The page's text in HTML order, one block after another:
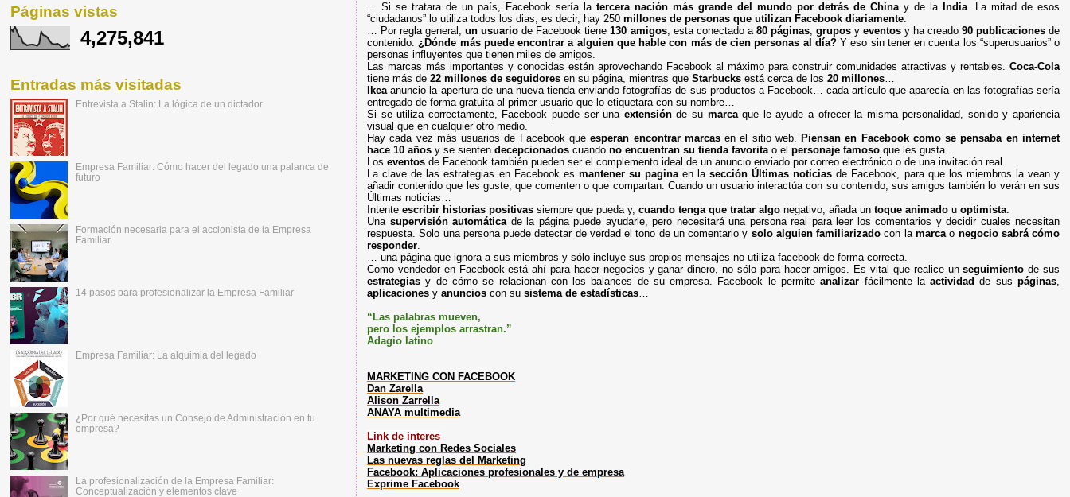
... Si se tratara de un país, Facebook sería latercera nación más grande del mundo por detrás de Chinay de la India. La mitad de esos
“ciudadanos” lo utiliza todos los dias, es decir, hay 250millones de personas que utilizan Facebook diariamente.
… Por regla general,un usuario de Facebook tiene130 amigos, esta conectado a 80 páginas, gruposy eventosy ha creado90 publicaciones de
contenido. ¿Dónde más puede encontrar a alguien que hable con más de cien personas al día?Y eso sin tener en cuenta los “superusuarios” o
personas influyentes que tienen miles de amigos.
Las marcas más importantes y conocidas están aprovechando Facebook al máximo para construir comunidades atractivas y rentables. Coca-Cola
tiene más de22 millones de seguidores en su página, mientras queStarbucks está cerca de los20 millones…
Ikeaanuncio la apertura de una nueva tienda enviando fotografías de sus productos a Facebook… cada artículo que aparecía en las fotografías sería
entregado de forma gratuita al primer usuario que lo etiquetara con su nombre…
Si se utiliza correctamente, Facebook puede ser una extensiónde su marcaque le ayude a ofrecer la misma personalidad, sonido y apariencia
visual que en cualquier otro medio.
Hay cada vez más usuarios de Facebook queesperan encontrar marcasen el sitio web. Piensan en Facebook como se pensaba en internet
hace 10 años y se sientendecepcionados cuandono encuentran su tienda favoritao elpersonaje famoso que les gusta…
Loseventos de Facebook también pueden ser el complemento ideal de un anuncio enviado por correo electrónico o de una invitación real.
La clave de las estrategias en Facebook es mantener su pagina en lasección Últimas noticias de Facebook, para que los miembros la vean y
añadir contenido que les guste, que comenten o que compartan. Cuando un usuario interactúa con su contenido, sus amigos también lo verán en sus
Últimas noticias…
Intenteescribir historias positivas siempre que pueda y,cuando tenga que tratar algo negativo, añada untoque animado uoptimista.
Una supervisión automáticade la página puede ayudarle, pero necesitará una persona real para leer los comentarios y decidir cuales necesitan
respuesta. Solo una persona puede detectar de verdad el tono de un comentario y solo alguien familiarizado con la marcao negocio sabrá cómo
responder.
… una página que ignora a sus miembros y sólo incluye sus propios mensajes no utiliza facebook de forma correcta.
Como vendedor en Facebook está ahí para hacer negocios y ganar dinero, no sólo para hacer amigos. Es vital que realice unseguimiento de sus
estrategias y de cómo se relacionan con los balances de su empresa. Facebook le permiteanalizar fácilmente laactividad de suspáginas,
aplicaciones yanuncios con susistema de estadísticas…
“Las palabras mueven,
pero los ejemplos arrastran.”
Adagio latino
MARKETING CON FACEBOOK
Dan Zarella
Alison Zarrella
ANAYA multimedia
Link de interes
Marketing con Redes Sociales
Las nuevas reglas del Marketing
Facebook: Aplicaciones profesionales y de empresa
Exprime Facebook
Páginas vistas
4,275,841
Entradas más visitadas
Entrevista a Stalin: La lógica de un dictador
Empresa Familiar: Cómo hacer del legado una palanca de
futuro
Formación necesaria para el accionista de la Empresa
Familiar
14 pasos para profesionalizar la Empresa Familiar
Empresa Familiar: La alquimia del legado
¿Por qué necesitas un Consejo de Administración en tu
empresa?
La profesionalización de la Empresa Familiar:
Conceptualización y elementos clave